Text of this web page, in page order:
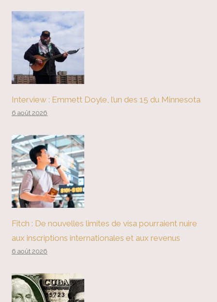
Interview : Emmett Doyle, l’un des 15 du Minnesota
6 août 2026
Fitch : De nouvelles limites de visa pourraient nuire
aux inscriptions internationales et aux revenus
6 août 2026